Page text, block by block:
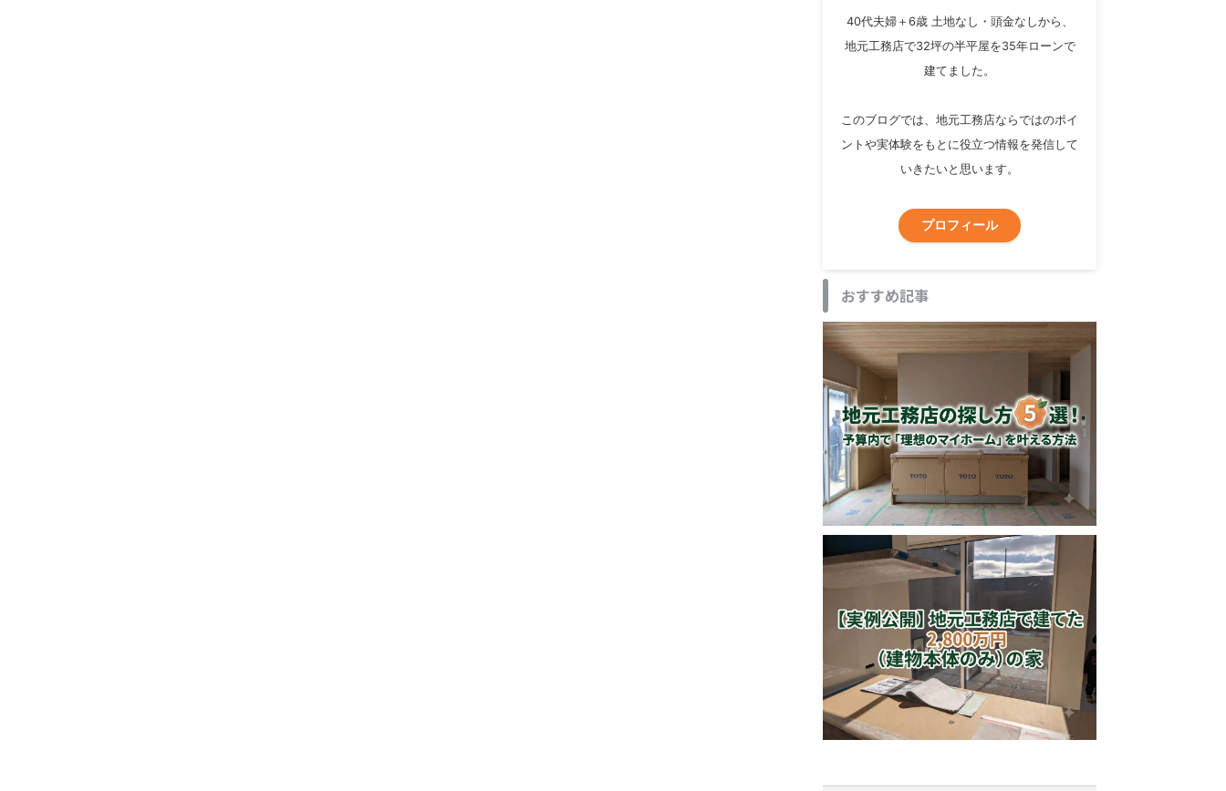
40代夫婦＋6歳 土地なし・頭金なしから、
地元工務店で32坪の半平屋を35年ローンで
建てました。
このブログでは、地元工務店ならではのポイ
ントや実体験をもとに役立つ情報を発信して
いきたいと思います。
プロフィール
おすすめ記事